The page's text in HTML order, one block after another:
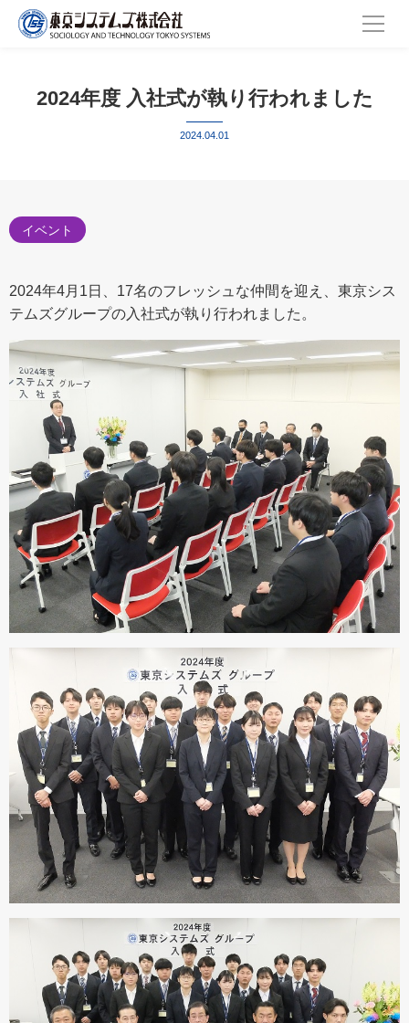
2024年度 入社式が執り行われました
2024.04.01
イベント
2024年4月1日、17名のフレッシュな仲間を迎え、東京シス
テムズグループの入社式が執り行われました。